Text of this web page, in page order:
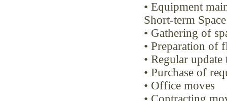
• Equipment
Short-term
• Gathering of
• Preparation of
• Regular
• Purchase of
• Office moves